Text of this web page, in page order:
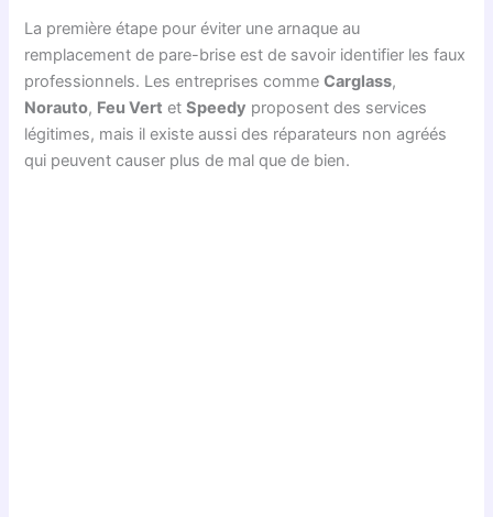
La première étape pour éviter une arnaque au
remplacement de pare-brise est de savoir identifier les faux
professionnels. Les entreprises commeCarglass,
Norauto, Feu Vert etSpeedy proposent des services
légitimes, mais il existe aussi des réparateurs non agréés
qui peuvent causer plus de mal que de bien.